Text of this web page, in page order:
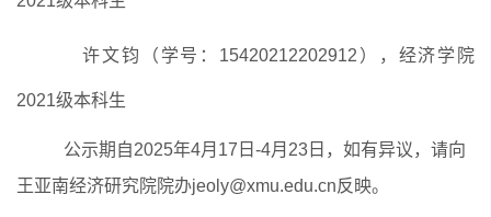
许文钧（学号：15420212202912），经济学院
2021级本科生
公示期自2025年4月17日-4月23日，如有异议，请向
王亚南经济研究院院办jeoly@xmu.edu.cn反映。